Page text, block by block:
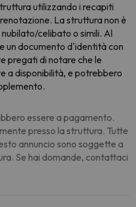
utilizzando i recapiti
La struttura non è
celibato o simili. Al
un documento d'identità con
pregati di notare che le
a disponibilità, e potrebbero
essere a pagamento.
presso la struttura. Tutte
annuncio sono soggette a
Se hai domande, contattaci